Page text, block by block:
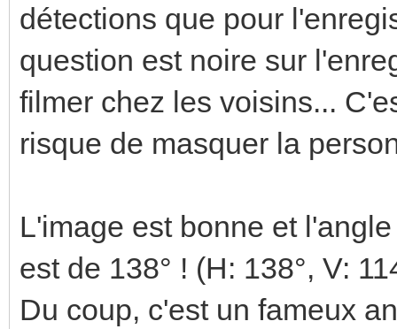
détections que pour
question est noire sur
filmer chez les voisins...
risque de masquer la
L'image est bonne et
est de 138° ! (H: 138°, V:
Du coup, c'est un fameux